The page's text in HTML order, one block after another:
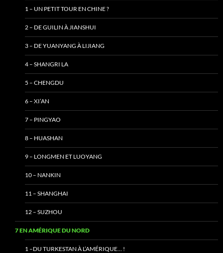
1 – UN PETIT TOUR EN CHINE ?
2 – DE GUILIN À JIANSHUI
3 – DE YUANYANG À LIJIANG
4 – SHANGRI LA
5 – CHENGDU
6 – XI’AN
7 – PINGYAO
8 – HUASHAN
9 – LONGMEN ET LUOYANG
10 – NANKIN
11 – SHANGHAI
12 – SUZHOU
7 EN AMÉRIQUE DU NORD
1 –DU TURKESTAN À L’AMÉRIQUE… !